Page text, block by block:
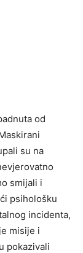
od
su na
smijali i
psihološku
incidenta,
misije i
pokazivali